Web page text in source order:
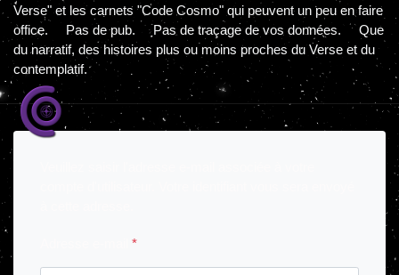
Verse" et les carnets "Code Cosmo" qui peuvent un peu en faire
office. Pas de pub. Pas de traçage de vos données. Que
du narratif, des histoires plus ou moins proches du Verse et du
contemplatif.
*